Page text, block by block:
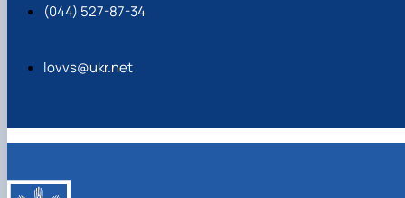
(044) 527-87-34
lovvs@ukr.net